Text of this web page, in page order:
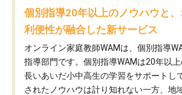
個別指導20年以上のノウハウと
利便性が融合した新サービス
オンライン家庭教師WAMは、個別指導
指導部門です。個別指導WAMは20年以上
長いあいだ小中高生の学習をサポートし
されたノウハウは計り知れない一方、地